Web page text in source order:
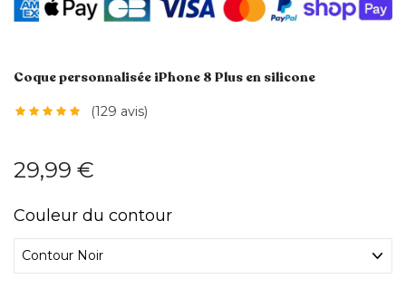
Coque personnalisée iPhone 8 Plus en silicone
(129 avis)
29,99 €
Couleur du contour